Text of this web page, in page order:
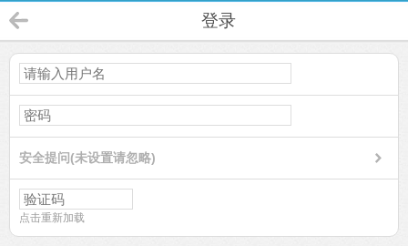
登录
安全提问(未设置请忽略)
点击重新加载